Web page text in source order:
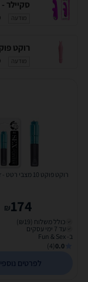
מודעה
מודעה
רוקט פוקט 10 מצבי רטט - Sex Pointer
174
₪
כולל משלוח (₪19)
עד 7 ימי עסקים
ב- Fun & Sex
0.0
(4)
לפרטים